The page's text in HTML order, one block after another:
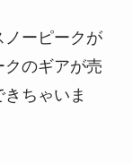
ノーピークが
のギアが売
ちゃいま